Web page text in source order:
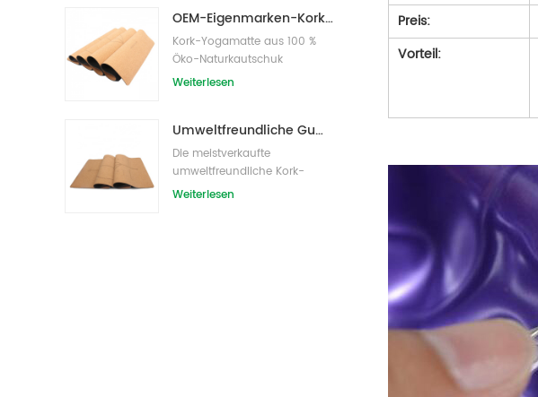
OEM-Eigenmarken-Kork-Yogamatte mit individuellem Design
Kork-Yogamatte aus 100 %
Öko-Naturkautschuk
Weiterlesen
Umweltfreundliche Gummi-/Fitness-/kundenspezifische Kork-Yogamatte/Kork-Übungsmatten
Die meistverkaufte
umweltfreundliche Kork-
Yogamatte von Amazon
Weiterlesen
Preis:
Vorteil: